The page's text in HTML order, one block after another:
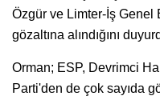
Özgür ve Limter-İş Genel
gözaltına alındığını
Orman; ESP, Devrimci
Parti'den de çok sayıda